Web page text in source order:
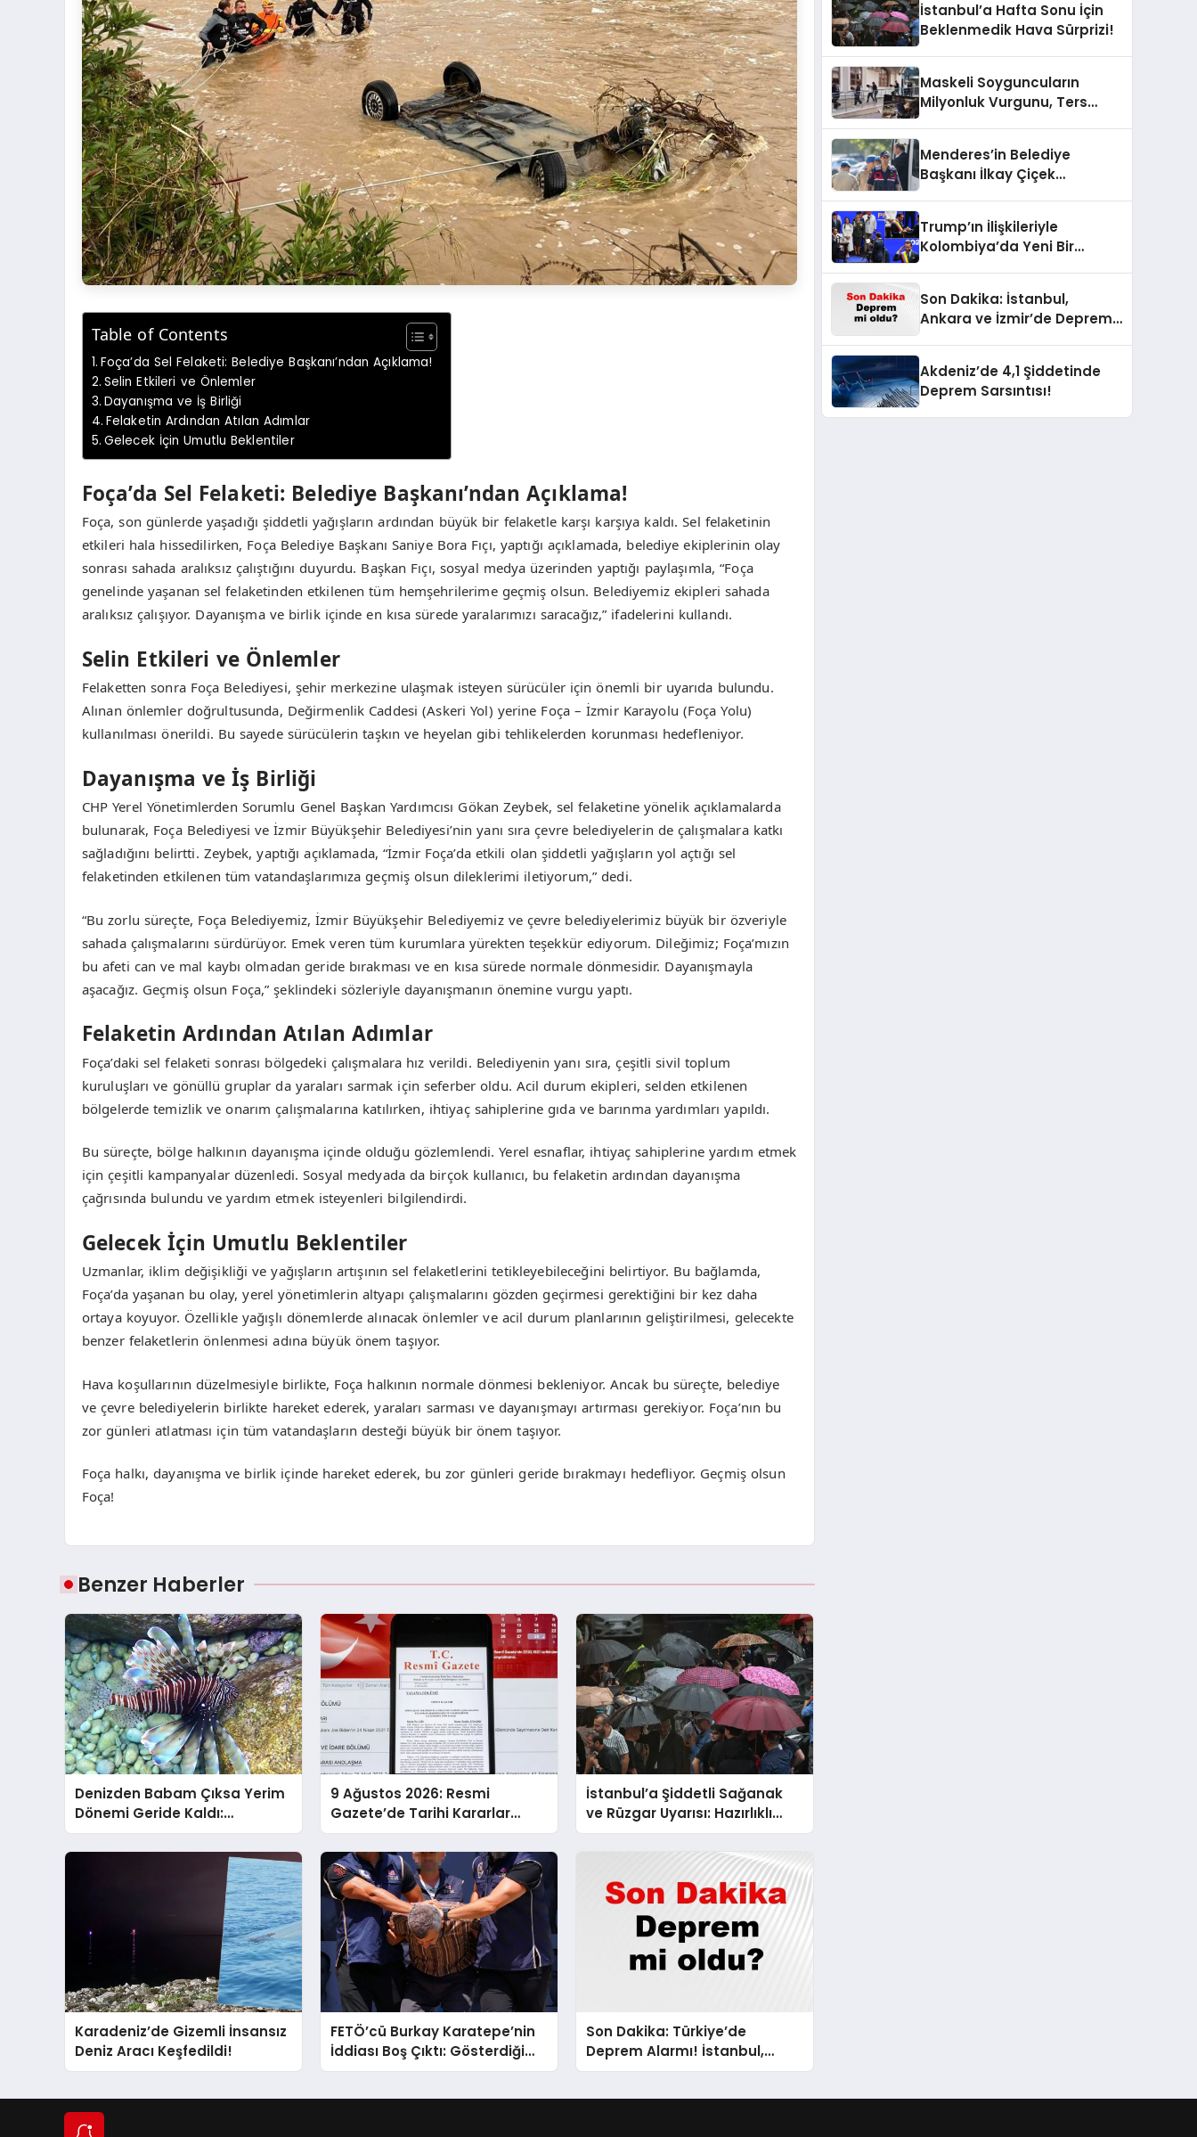
Table of Contents
Foça’da Sel Felaketi: Belediye Başkanı’ndan Açıklama!
Selin Etkileri ve Önlemler
Dayanışma ve İş Birliği
Felaketin Ardından Atılan Adımlar
Gelecek İçin Umutlu Beklentiler
Foça’da Sel Felaketi: Belediye Başkanı’ndan Açıklama!
Foça, son günlerde yaşadığı şiddetli yağışların ardından büyük bir felaketle karşı karşıya kaldı. Sel felaketinin
etkileri hala hissedilirken, Foça Belediye Başkanı Saniye Bora Fıçı, yaptığı açıklamada, belediye ekiplerinin olay
sonrası sahada aralıksız çalıştığını duyurdu. Başkan Fıçı, sosyal medya üzerinden yaptığı paylaşımla, “Foça
genelinde yaşanan sel felaketinden etkilenen tüm hemşehrilerime geçmiş olsun. Belediyemiz ekipleri sahada
aralıksız çalışıyor. Dayanışma ve birlik içinde en kısa sürede yaralarımızı saracağız,” ifadelerini kullandı.
Selin Etkileri ve Önlemler
Felaketten sonra Foça Belediyesi, şehir merkezine ulaşmak isteyen sürücüler için önemli bir uyarıda bulundu.
Alınan önlemler doğrultusunda, Değirmenlik Caddesi (Askeri Yol) yerine Foça – İzmir Karayolu (Foça Yolu)
kullanılması önerildi. Bu sayede sürücülerin taşkın ve heyelan gibi tehlikelerden korunması hedefleniyor.
Dayanışma ve İş Birliği
CHP Yerel Yönetimlerden Sorumlu Genel Başkan Yardımcısı Gökan Zeybek, sel felaketine yönelik açıklamalarda
bulunarak, Foça Belediyesi ve İzmir Büyükşehir Belediyesi’nin yanı sıra çevre belediyelerin de çalışmalara katkı
sağladığını belirtti. Zeybek, yaptığı açıklamada, “İzmir Foça’da etkili olan şiddetli yağışların yol açtığı sel
felaketinden etkilenen tüm vatandaşlarımıza geçmiş olsun dileklerimi iletiyorum,” dedi.
“Bu zorlu süreçte, Foça Belediyemiz, İzmir Büyükşehir Belediyemiz ve çevre belediyelerimiz büyük bir özveriyle
sahada çalışmalarını sürdürüyor. Emek veren tüm kurumlara yürekten teşekkür ediyorum. Dileğimiz; Foça’mızın
bu afeti can ve mal kaybı olmadan geride bırakması ve en kısa sürede normale dönmesidir. Dayanışmayla
aşacağız. Geçmiş olsun Foça,” şeklindeki sözleriyle dayanışmanın önemine vurgu yaptı.
Felaketin Ardından Atılan Adımlar
Foça’daki sel felaketi sonrası bölgedeki çalışmalara hız verildi. Belediyenin yanı sıra, çeşitli sivil toplum
kuruluşları ve gönüllü gruplar da yaraları sarmak için seferber oldu. Acil durum ekipleri, selden etkilenen
bölgelerde temizlik ve onarım çalışmalarına katılırken, ihtiyaç sahiplerine gıda ve barınma yardımları yapıldı.
Bu süreçte, bölge halkının dayanışma içinde olduğu gözlemlendi. Yerel esnaflar, ihtiyaç sahiplerine yardım etmek
için çeşitli kampanyalar düzenledi. Sosyal medyada da birçok kullanıcı, bu felaketin ardından dayanışma
çağrısında bulundu ve yardım etmek isteyenleri bilgilendirdi.
Gelecek İçin Umutlu Beklentiler
Uzmanlar, iklim değişikliği ve yağışların artışının sel felaketlerini tetikleyebileceğini belirtiyor. Bu bağlamda,
Foça’da yaşanan bu olay, yerel yönetimlerin altyapı çalışmalarını gözden geçirmesi gerektiğini bir kez daha
ortaya koyuyor. Özellikle yağışlı dönemlerde alınacak önlemler ve acil durum planlarının geliştirilmesi, gelecekte
benzer felaketlerin önlenmesi adına büyük önem taşıyor.
Hava koşullarının düzelmesiyle birlikte, Foça halkının normale dönmesi bekleniyor. Ancak bu süreçte, belediye
ve çevre belediyelerin birlikte hareket ederek, yaraları sarması ve dayanışmayı artırması gerekiyor. Foça’nın bu
zor günleri atlatması için tüm vatandaşların desteği büyük bir önem taşıyor.
Foça halkı, dayanışma ve birlik içinde hareket ederek, bu zor günleri geride bırakmayı hedefliyor. Geçmiş olsun
Foça!
Benzer Haberler
Denizden Babam Çıksa Yerim
Dönemi Geride Kaldı:
Uzmanlar, Son 20 Yılda Artan
Sayılarıyla Uyarıyor!
9 Ağustos 2026: Resmi
Gazete’de Tarihi Kararlar
Açıklandı!
İstanbul’a Şiddetli Sağanak
ve Rüzgar Uyarısı: Hazırlıklı
Olun!
Karadeniz’de Gizemli İnsansız
Deniz Aracı Keşfedildi!
FETÖ’cü Burkay Karatepe’nin
İddiası Boş Çıktı: Gösterdiği
Yerlerde Suikast Timine Ait
Son Dakika: Türkiye’de
Deprem Alarmı! İstanbul,
Ankara ve İzmir’de Son
İstanbul’a Hafta Sonu İçin
Beklenmedik Hava Sürprizi!
Maskeli Soyguncuların
Milyonluk Vurgunu, Ters
Menderes’in Belediye
Başkanı İlkay Çiçek
Trump’ın İlişkileriyle
Kolombiya’da Yeni Bir
Son Dakika: İstanbul,
Ankara ve İzmir’de Deprem
Sarsıntı Oldu?
Akdeniz’de 4,1 Şiddetinde
Deprem Sarsıntısı!